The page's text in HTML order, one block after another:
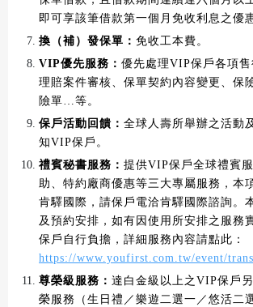
即可享該筆借款第一個月免收利息之優
換（補）發保單： 免收工本費。
VIP優先服務： 優先處理VIP保戶各項售
理賠案件審核、保單契約內容變更、保
險單…等。
保戶活動回饋： 全球人壽所舉辦之活動
知VIP保戶。
禮賓秘書服務： 提供VIP保戶全球禮賓
助、特約廠商優惠等三大專屬服務，本
肯驛國際，請保戶電洽肯驛國際諮詢。
及預約安排，如有因使用所安排之服務
保戶自行負擔，詳細服務內容請點此：
https://www.youfirst.com.tw/event/
尊榮級服務： 達白金級以上之VIP保戶
榮服務（生日禮／樂遊二選一／悠活二